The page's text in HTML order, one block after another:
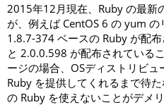
2015年12月現在、Ruby の最新
が、例えば CentOS 6 の yum
1.8.7-374 ベースの Ruby が配
と 2.0.0.598 が配布されている
ージの場合、OSディストリビ
Ruby を提供してくれるまで待
の Ruby を使えないことがデメ